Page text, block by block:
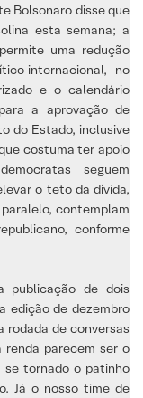
Bolsonaro disse que
esta semana; a
uma redução
internacional, no
e o calendário
a aprovação de
do Estado, inclusive
costuma ter apoio
seguem
o teto da dívida,
contemplam
conforme
publicação de dois
edição de dezembro
rodada de conversas
parecem ser o
se tornado o patinho
Já o nosso time de